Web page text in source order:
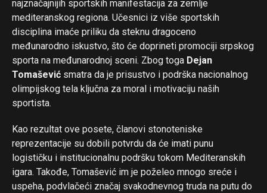
najznačajnijih sportskih manifestacija za zemlje
mediteranskog regiona. Učesnici iz više sportskih
disciplina imaće priliku da steknu dragoceno
međunarodno iskustvo, što će doprineti promociji srpskog
sporta na međunarodnoj sceni. Zbog toga Dejan
Tomašević smatra da je prisustvo i podrška nacionalnog
olimpijskog tela ključna za moral i motivaciju naših
sportista.
Kao rezultat ove posete, članovi stonoteniske
reprezentacije su dobili potvrdu da će imati punu
logističku i institucionalnu podršku tokom Mediteranskih
igara. Takođe, Tomašević im je poželeo mnogo sreće i
uspeha, podvlačeći značaj svakodnevnog truda na putu do